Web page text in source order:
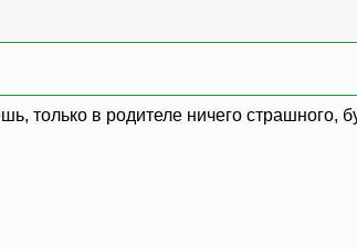
только в родителе ничего страшного,